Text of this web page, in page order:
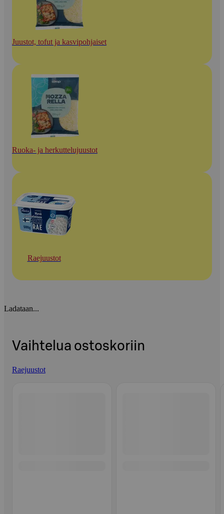
Juustot, tofut ja kasvipohjaiset
Ruoka- ja herkuttelujuustot
Raejuustot
Ladataan...
Vaihtelua ostoskoriin
Raejuustot